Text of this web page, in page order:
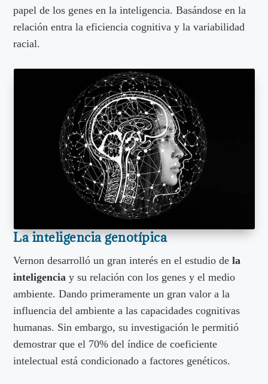
papel de los genes en la inteligencia. Basándose en la
relación entra la eficiencia cognitiva y la variabilidad
racial.
La inteligencia genotípica
Vernon desarrolló un gran interés en el estudio dela
inteligencia y su relación con los genes y el medio
ambiente. Dando primeramente un gran valor a la
influencia del ambiente a las capacidades cognitivas
humanas. Sin embargo, su investigación le permitió
demostrar que el 70% del índice de coeficiente
intelectual está condicionado a factores genéticos.